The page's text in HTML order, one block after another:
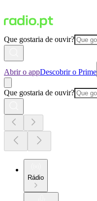
Que gostaria de ouvir?
Abrir o appDescobrir o Prime
Que gostaria de ouvir?
Rádio